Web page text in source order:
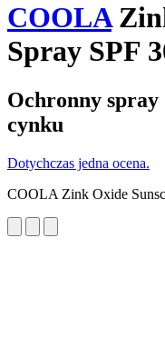
COOLA
Spray SPF
Ochronny spray
cynku
Dotychczas jedna ocena.
COOLA Zink Oxide